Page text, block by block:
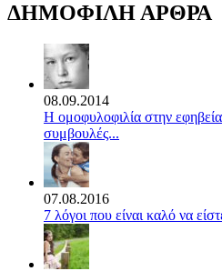
ΔΗΜΟΦΙΛΗ ΑΡΘΡΑ
08.09.2014
Η ομοφυλοφιλία στην
συμβουλές...
07.08.2016
7 λόγοι που είναι καλό να